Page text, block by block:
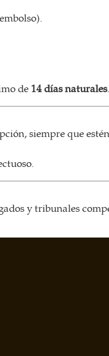
de 14 días naturales.
siempre que
y tribunales